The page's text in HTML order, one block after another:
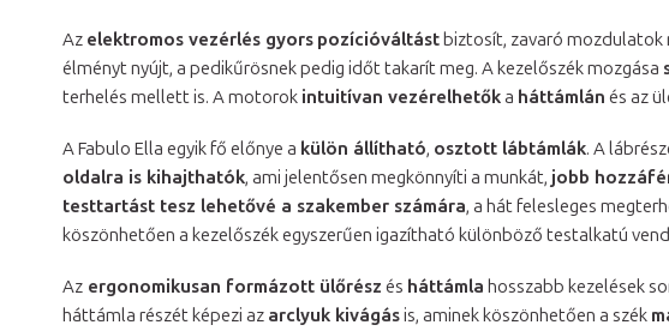
Az elektromos vezérlés gyors pozícióváltást biztosít, zavaró mozdulatok
élményt nyújt, a pedikűrösnek pedig időt takarít meg. A kezelőszék mozgása
terhelés mellett is. A motorok intuitívan vezérelhetőka háttámlán és az
A Fabulo Ella egyik fő előnye a külön állítható, osztott lábtámlák. A
oldalra is kihajthatók, ami jelentősen megkönnyíti a munkát, jobb
testtartást tesz lehetővé a szakember számára, a hát felesleges
köszönhetően a kezelőszék egyszerűen igazítható különböző testalkatú
Az ergonomikusan formázott ülőrész és háttámla hosszabb kezelések
háttámla részét képezi az arclyuk kivágásis, aminek köszönhetően a szék